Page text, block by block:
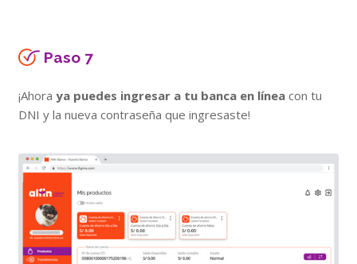
Paso 7
¡Ahora ya puedes ingresar a tu banca en línea con tu
DNI y la nueva contraseña que ingresaste!